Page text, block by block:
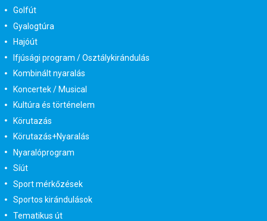
Golfút
Gyalogtúra
Hajóút
Ifjúsági program / Osztálykirándulás
Kombinált nyaralás
Koncertek / Musical
Kultúra és történelem
Körutazás
Körutazás+Nyaralás
Nyaralóprogram
Síút
Sport mérkőzések
Sportos kirándulások
Tematikus út